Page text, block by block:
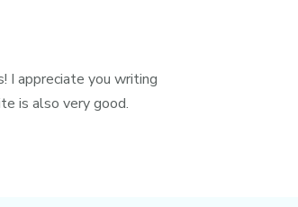
I appreciate you writing
is also very good.